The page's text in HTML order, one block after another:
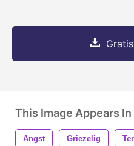
This Image Appears
Angst Griezelig